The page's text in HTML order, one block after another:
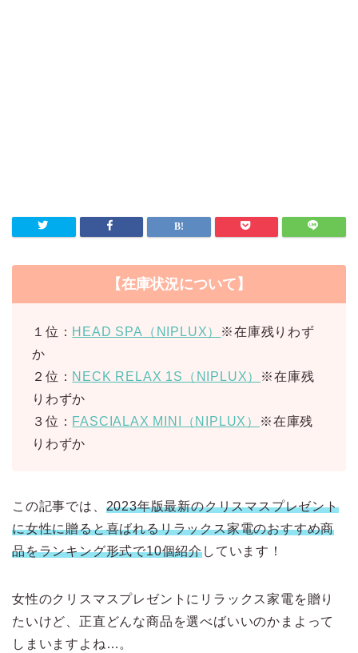
【在庫状況について】
１位： HEAD SPA（NIPLUX）
※在庫残りわず
か
２位： NECK RELAX 1S（NIPLUX）
※在庫残
りわずか
３位： FASCIALAX MINI（NIPLUX）
※在庫残
りわずか
この記事では、 2023年版最新のクリスマスプレゼント
に女性に贈ると喜ばれるリラックス家電のおすすめ商
品をランキング形式で10個紹介しています！
女性のクリスマスプレゼントにリラックス家電を贈り
たいけど、正直どんな商品を選べばいいのかまよって
しまいますよね…。